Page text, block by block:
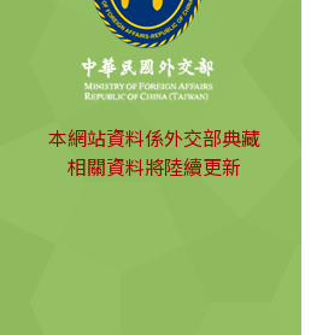
本網站資料係外交部典藏
相關資料將陸續更新